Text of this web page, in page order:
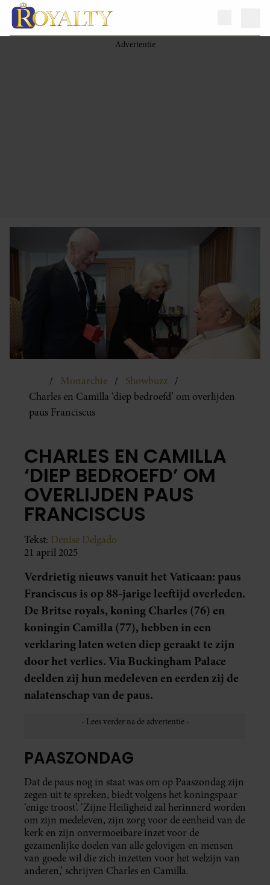
Monarchie
Showbuzz
Charles en Camilla ‘diep bedroefd’ om overlijden
paus Franciscus
CHARLES EN CAMILLA
‘DIEP BEDROEFD’ OM
OVERLIJDEN PAUS
FRANCISCUS
Tekst: Denise Delgado
21 april 2025
Verdrietig nieuws vanuit het Vaticaan: paus
Franciscus is op 88-jarige leeftijd overleden.
De Britse royals, koning Charles (76) en
koningin Camilla (77), hebben in een
verklaring laten weten diep geraakt te zijn
door het verlies. Via Buckingham Palace
deelden zij hun medeleven en eerden zij de
nalatenschap van de paus.
PAASZONDAG
Dat de paus nog in staat was om op Paaszondag zijn
zegen uit te spreken, biedt volgens het koningspaar
‘enige troost’. ‘Zijne Heiligheid zal herinnerd worden
om zijn medeleven, zijn zorg voor de eenheid van de
kerk en zijn onvermoeibare inzet voor de
gezamenlijke doelen van alle gelovigen en mensen
van goede wil die zich inzetten voor het welzijn van
anderen,’ schrijven Charles en Camilla.